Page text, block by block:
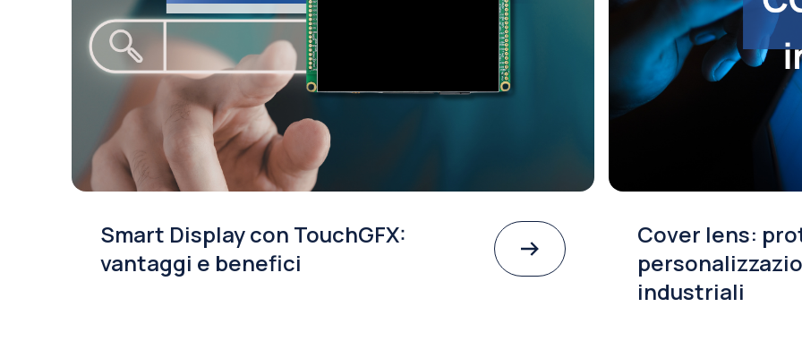
Smart Display con TouchGFX:
vantaggi e benefici
Cover lens:
industriali